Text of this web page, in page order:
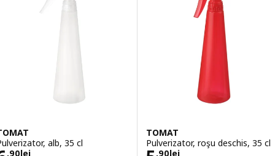
alb, 35 cl
,90lei
TOMAT
Pulverizator, roşu deschis, 35 cl
,90lei